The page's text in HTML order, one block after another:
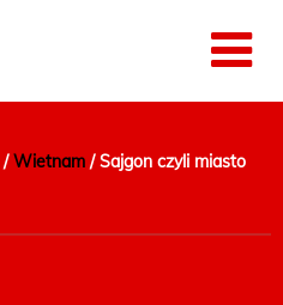
/Wietnam /Sajgon czyli miasto